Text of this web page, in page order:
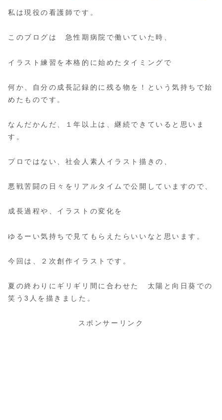
私は現役の看護師です。
このブログは 急性期病院で働いていた時、
イラスト練習を本格的に始めたタイミングで
何か、自分の成長記録的に残る物を！という気持ちで始
めたものです。
なんだかんだ、１年以上は、継続できていると思いま
す。
プロではない、社会人素人イラスト描きの、
悪戦苦闘の日々をリアルタイムで公開していますので、
成長過程や、イラストの変化を
ゆるーい気持ちで見てもらえたらいいなと思います。
今回は、２次創作イラストです。
夏の終わりにギリギリ間に合わせた 太陽と向日葵での
笑う3人を描きました。
スポンサーリンク